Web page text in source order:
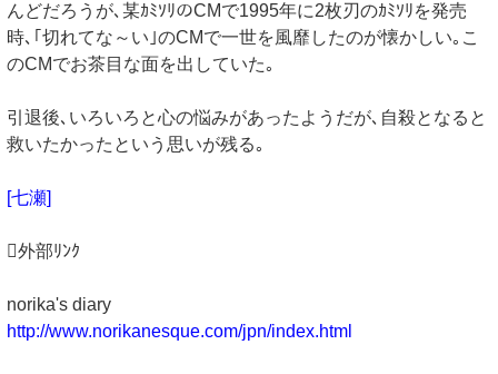
んどだろうが､某ｶﾐｿﾘのCMで1995年に2枚刃のｶﾐｿﾘを発売
時､｢切れてな～い｣のCMで一世を風靡したのが懐かしい｡こ
のCMでお茶目な面を出していた｡
引退後､いろいろと心の悩みがあったようだが､自殺となると
救いたかったという思いが残る｡
[七瀬]
外部ﾘﾝｸ
norika's diary
http://www.norikanesque.com/jpn/index.html